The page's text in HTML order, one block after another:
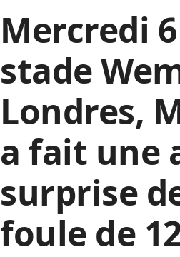
Mercredi
stade
Londres,
a fait une
surprise
foule de